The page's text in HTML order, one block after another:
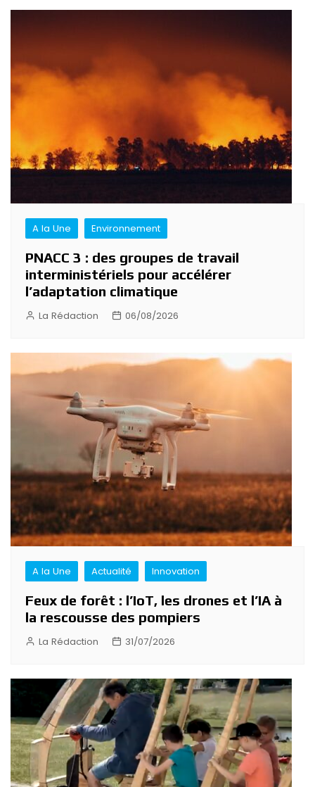
Navigation
de
l’article
A la Une Environnement
PNACC 3 : des groupes de travail
interministériels pour accélérer
l’adaptation climatique
La Rédaction 06/08/2026
A la Une Actualité Innovation
Feux de forêt : l’IoT, les drones et l’IA à
la rescousse des pompiers
La Rédaction 31/07/2026